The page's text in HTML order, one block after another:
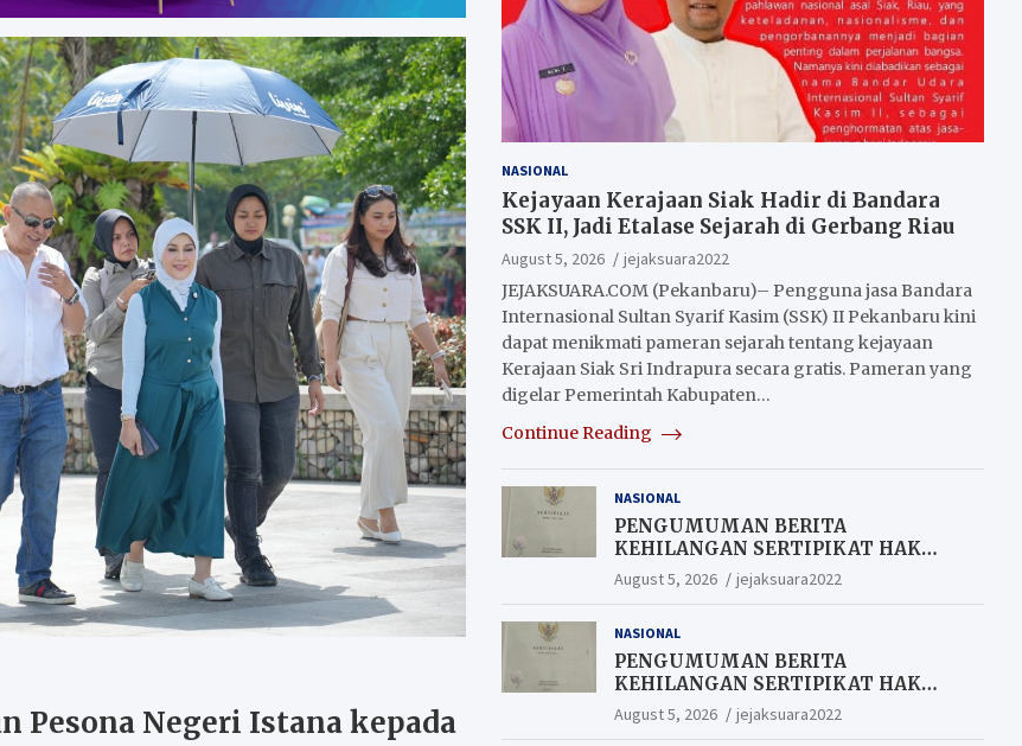
Pesona Negeri Istana kepada
NASIONAL
Kejayaan Kerajaan Siak Hadir di Bandara
SSK II, Jadi Etalase Sejarah di Gerbang Riau
August 5, 2026
jejaksuara2022
JEJAKSUARA.COM (Pekanbaru)– Pengguna jasa Bandara
Internasional Sultan Syarif Kasim (SSK) II Pekanbaru kini
dapat menikmati pameran sejarah tentang kejayaan
Kerajaan Siak Sri Indrapura secara gratis. Pameran yang
digelar Pemerintah Kabupaten…
Continue Reading
NASIONAL
PENGUMUMAN BERITA
KEHILANGAN SERTIPIKAT HAK
MILIK (SHM).
August 5, 2026 jejaksuara2022
NASIONAL
PENGUMUMAN BERITA
KEHILANGAN SERTIPIKAT HAK
MILIK (SHM).
August 5, 2026 jejaksuara2022